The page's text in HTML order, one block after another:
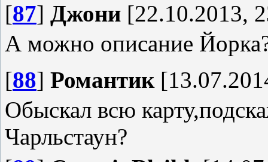
[87] Джони [22.10.2013,
А можно описание
[88] Романтик
Обыскал всю
Чарльстаун?